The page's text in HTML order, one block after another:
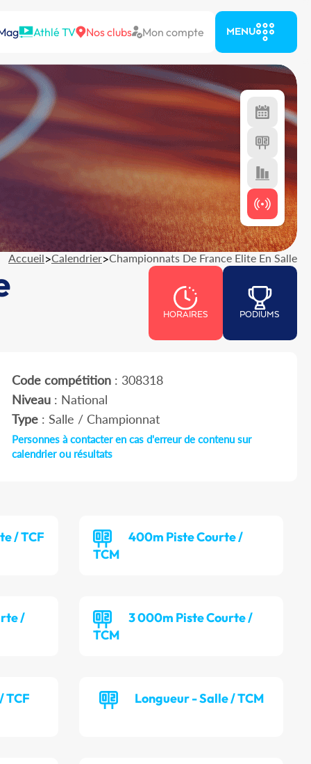
Athlé TV Nos clubs Mon compte MENU
Accueil>Calendrier>Championnats De France Elite En Salle
HORAIRES PODIUMS
Code compétition : 308318
Niveau : National
Type : Salle / Championnat
Personnes à contacter en cas d'erreur de contenu sur
calendrier ou résultats
/ TCF
400m Piste Courte /
TCM
/
3 000m Piste Courte /
TCM
TCF Longueur - Salle / TCM